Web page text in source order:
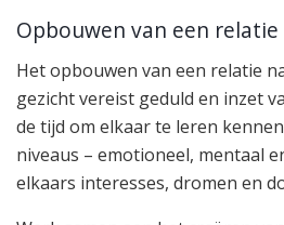
Opbouwen van een relatie
Het opbouwen van een relatie
gezicht vereist geduld en inzet
de tijd om elkaar te leren
niveaus – emotioneel, mentaal
elkaars interesses, dromen en